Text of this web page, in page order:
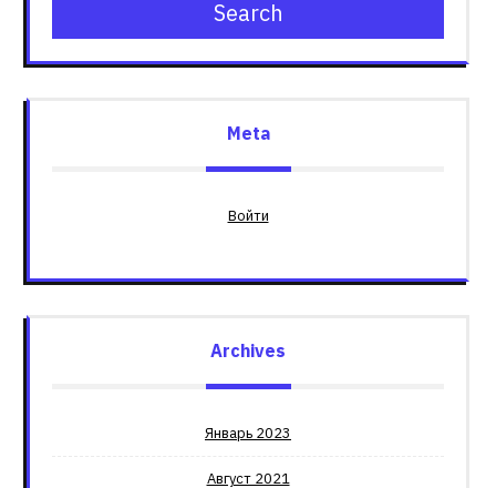
Search
Meta
Войти
Archives
Январь 2023
Август 2021